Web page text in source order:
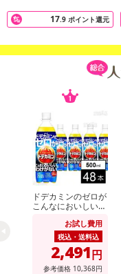
さい）
17.9 ポイント還元
ドデカミンのゼロが
こんなにおいしいわ
お試し費用
税込・送料込
2,491円
参考価格 10,368円